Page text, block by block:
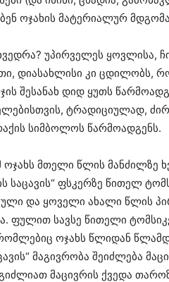
ოჯახის მატერიალურ
უპირველეს ყოვლისა,
დიასახლისი კი ცდილობს,
შესანახ დიდ ყუთს
ტრადიციულად,
სიმბოლოს წარმოადგენს.
მთელი წლის მანძილზე
საცავის“ ფსკერზე წითელ
და ყოველი ახალი წლის
ფულით სავსე წითელი
ოჯახს წლიდან
მაგივრობა შეიძლება
მაცივრის ქვედა